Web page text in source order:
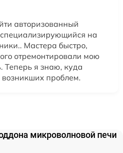
авторизованный
на
Мастера быстро,
отремонтировали мою
Теперь я знаю, куда
возникших проблем.
микроволновой печи